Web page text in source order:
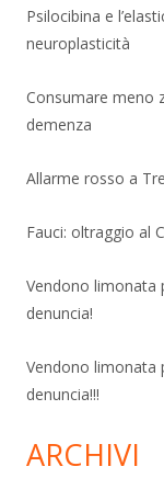
Psilocibina e
neuroplasticità
Consumare meno
demenza
Allarme rosso a
Fauci: oltraggio al
Vendono limonata
denuncia!
Vendono limonata
denuncia!!!
ARCHIVI